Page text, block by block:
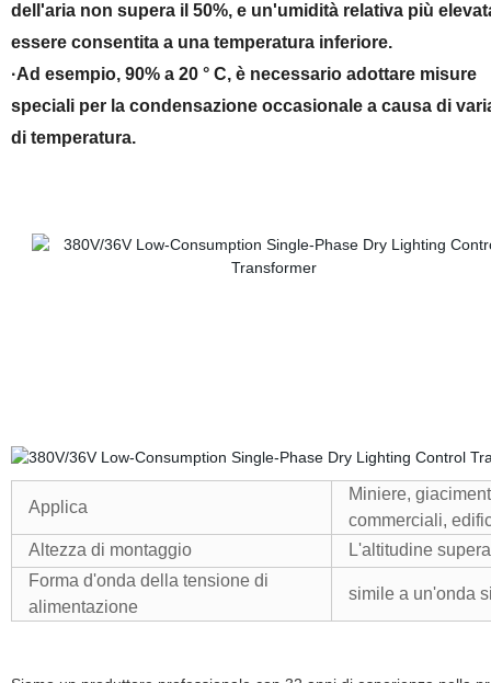
dell'aria non supera il 50%, e un'umidità relativa più
essere consentita a una temperatura inferiore.
·Ad esempio, 90% a 20 ° C, è necessario adottare misure
speciali per la condensazione occasionale a causa di
di temperatura.
Applica
Miniere,
commerciali,
Altezza di montaggio
L'altitudine
Forma d'onda della tensione di
alimentazione
simile a un'onda